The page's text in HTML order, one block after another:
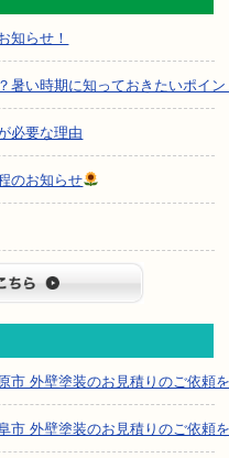
知らせ！
暑い時期に知っておきたいポイン
必要な理由
のお知らせ
市 外壁塗装のお見積りのご依頼
市 外壁塗装のお見積りのご依頼